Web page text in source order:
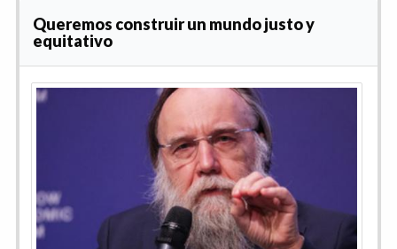
Queremos construir un mundo justo y
equitativo